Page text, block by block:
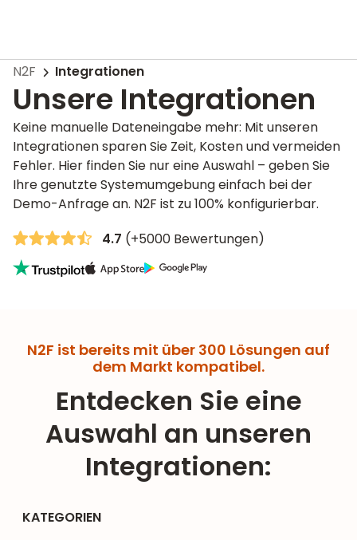
N2F Integrationen
Unsere Integrationen
Keine manuelle Dateneingabe mehr: Mit unseren
Integrationen sparen Sie Zeit, Kosten und vermeiden
Fehler. Hier finden Sie nur eine Auswahl – geben Sie
Ihre genutzte Systemumgebung einfach bei der
Demo-Anfrage an. N2F ist zu 100% konfigurierbar.
4.7 (+5000 Bewertungen)
N2F ist bereits mit über 300 Lösungen auf
dem Markt kompatibel.
Entdecken Sie eine
Auswahl an unseren
Integrationen:
KATEGORIEN